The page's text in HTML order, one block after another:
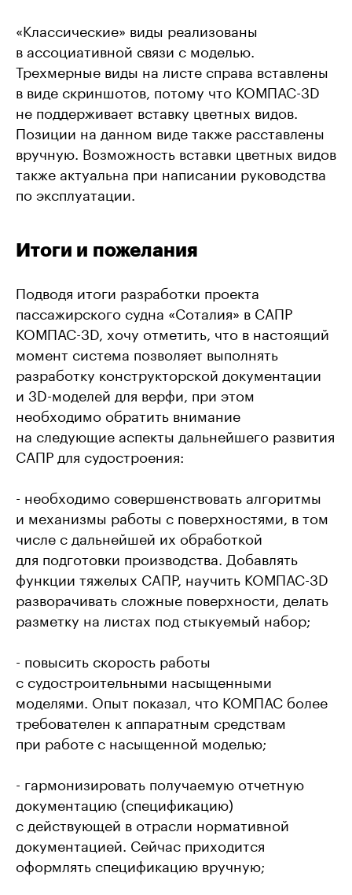
«Классические» виды реализованы
в ассоциативной связи с моделью.
Трехмерные виды на листе справа вставлены
в виде скриншотов, потому что КОМПАС-3D
не поддерживает вставку цветных видов.
Позиции на данном виде также расставлены
вручную. Возможность вставки цветных видов
также актуальна при написании руководства
по эксплуатации.
Итоги и пожелания
Подводя итоги разработки проекта
пассажирского судна «Соталия» в САПР
КОМПАС-3D, хочу отметить, что в настоящий
момент система позволяет выполнять
разработку конструкторской документации
и 3D-моделей для верфи, при этом
необходимо обратить внимание
на следующие аспекты дальнейшего развития
САПР для судостроения:
- необходимо совершенствовать алгоритмы
и механизмы работы с поверхностями, в том
числе с дальнейшей их обработкой
для подготовки производства. Добавлять
функции тяжелых САПР, научить КОМПАС-3D
разворачивать сложные поверхности, делать
разметку на листах под стыкуемый набор;
- повысить скорость работы
с судостроительными насыщенными
моделями. Опыт показал, что КОМПАС более
требователен к аппаратным средствам
при работе с насыщенной моделью;
- гармонизировать получаемую отчетную
документацию (спецификацию)
с действующей в отрасли нормативной
документацией. Сейчас приходится
оформлять спецификацию вручную;